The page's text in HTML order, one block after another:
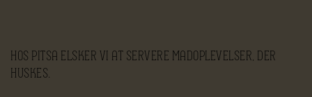
HOS PITSA ELSKER VI AT SERVERE MADOPLEVELSER, DER
HUSKES.